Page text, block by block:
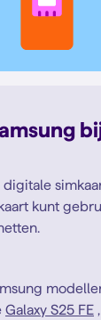
digitale
kunt
Galaxy S25 FE